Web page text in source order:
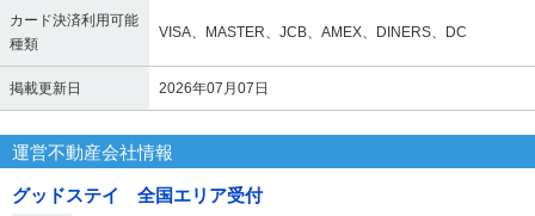
カード決済利用可能
種類
VISA、MASTER、JCB、AMEX、DINERS、DC
掲載更新日 2026年07月07日
運営不動産会社情報
グッドステイ 全国エリア受付